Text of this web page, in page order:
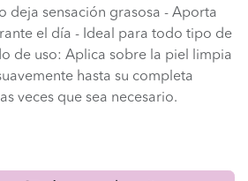
deja sensación grasosa - Aporta
el día - Ideal para todo tipo de
de uso: Aplica sobre la piel limpia
hasta su completa
veces que sea necesario.